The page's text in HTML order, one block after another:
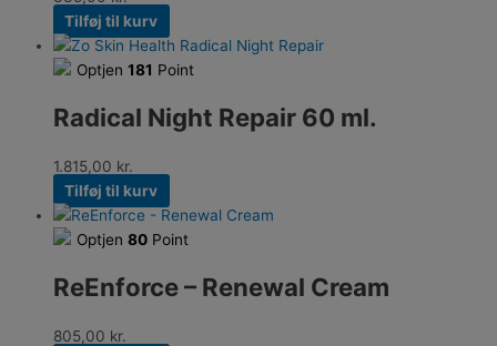
Tilføj til kurv
Optjen 181 Point
Radical Night Repair 60 ml.
1.815,00 kr.
Tilføj til kurv
Optjen 80 Point
ReEnforce – Renewal Cream
805,00 kr.